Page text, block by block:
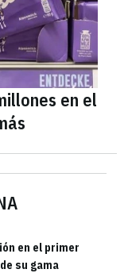
en el primer
su gama
en el